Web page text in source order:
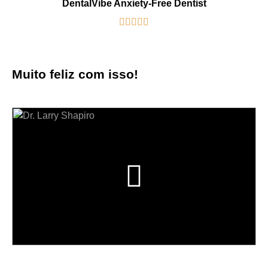
DentalVibe Anxiety-Free Dentist
    
Muito feliz com isso!